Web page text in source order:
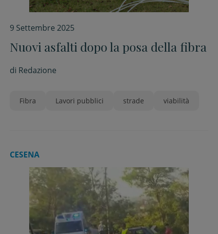
9 Settembre 2025
Nuovi asfalti dopo la posa della fibra
di Redazione
Fibra Lavori pubblici strade viabilità
CESENA